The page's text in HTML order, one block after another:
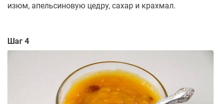
изюм, апельсиновую цедру, сахар и крахмал.
Шаг 4